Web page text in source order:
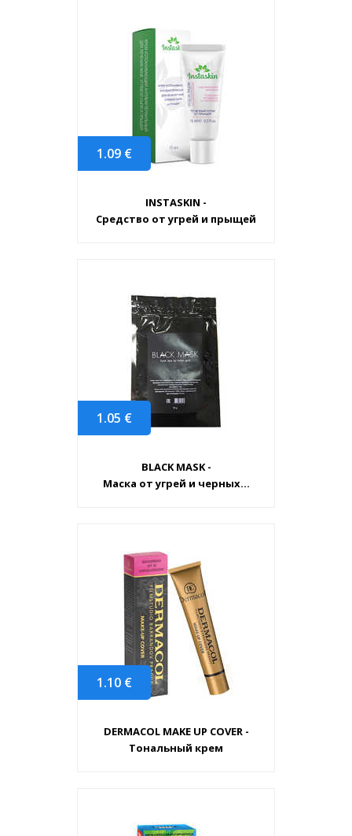
1.09 €
INSTASKIN -
Средство от угрей и прыщей
1.05 €
BLACK MASK -
Маска от угрей и черных...
1.10 €
DERMACOL MAKE UP COVER -
Тональный крем